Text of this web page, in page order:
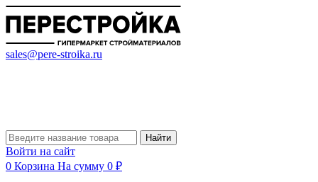
sales@pere-stroika.ru
Найти
Войти на сайт
0 Корзина На сумму 0 ₽